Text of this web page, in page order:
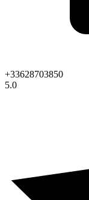
+33628703850
5.0